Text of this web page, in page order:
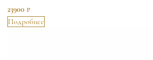
23900 ₽
Подробнее